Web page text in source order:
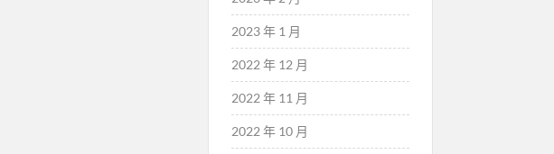
2023 年 1 月
2022 年 12 月
2022 年 11 月
2022 年 10 月